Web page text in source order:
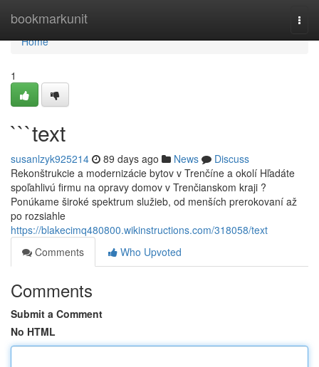
bookmarkunit
Home
Home
1
```text
susanlzyk925214 89 days ago News
Discuss
Rekonštrukcie a modernizácie bytov v Trenčíne a okolí Hľadáte
spoľahlivú firmu na opravy domov v Trenčianskom kraji ?
Ponúkame široké spektrum služieb, od menších prerokovaní až
po rozsiahle
https://blakecimq480800.wikinstructions.com/318058/text
Comments
Who Upvoted
Comments
Submit a Comment
No HTML